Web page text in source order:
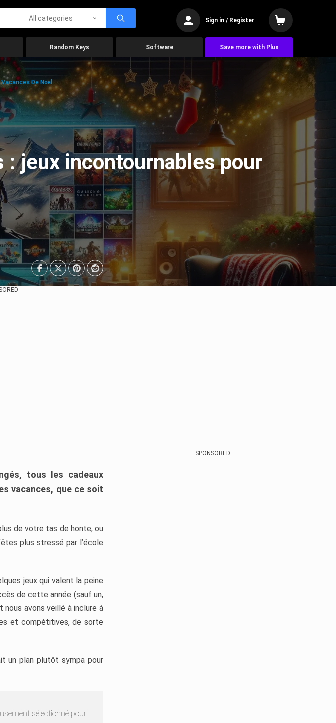
All categories Sign in / Register
Random Keys Software Save more with Plus
De Noël
jeux incontournables pour
tous les cadeaux
vacances, que ce soit
de votre tas de honte, ou
plus stressé par l’école
jeux qui valent la peine
de cette année (sauf un,
avons veillé à inclure à
et compétitives, de sorte
un plan plutôt sympa pour
sélectionné pour
SPONSORED